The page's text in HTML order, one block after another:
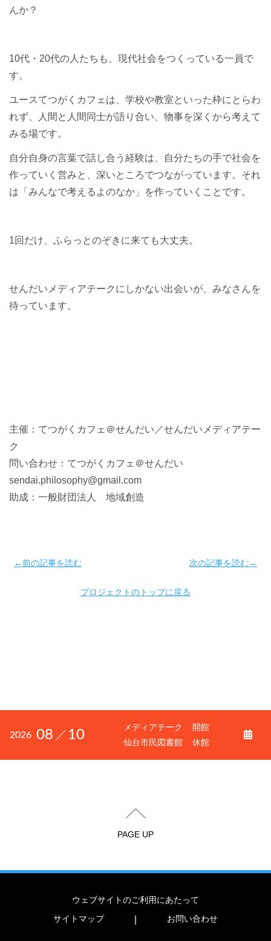
んか？
10代・ 20代の人たちも、現代社会をつくっている一員で
す。
ユースてつがくカフェは、学校や教室といった枠にとらわ
れず、人間と人間同士が語り合い、物事を深くから考えて
みる場です。
自分自身の言葉で話し合う経験は、自分たちの手で社会を
作っていく営みと、深いところでつながっています。それ
は「みんなで考えるよのなか」を作っていくことです。
1回だけ、ふらっとのぞきに来ても大丈夫。
せんだいメディアテークにしかない出会いが、みなさんを
待っています。
主催：てつがくカフェ＠せんだい／せんだいメディアテー
ク
問い合わせ：てつがくカフェ＠せんだい
sendai.philosophy@gmail.com
助成：一般財団法人 地域創造
←前の記事を読む
プロジェクトのトップに戻る
次の記事を読む→
2026 08 10
メディアテーク
開館
仙台市民図書館
休館
PAGE UP
ウェブサイトのご利用にあたって
サイトマップ
お問い合わせ